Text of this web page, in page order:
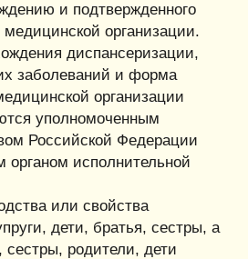
и подтвержденного
организации.
диспансеризации,
заболеваний и форма
организации
уполномоченным
Российской Федерации
исполнительной
или свойства
дети, братья, сестры, а
сестры, родители, дети